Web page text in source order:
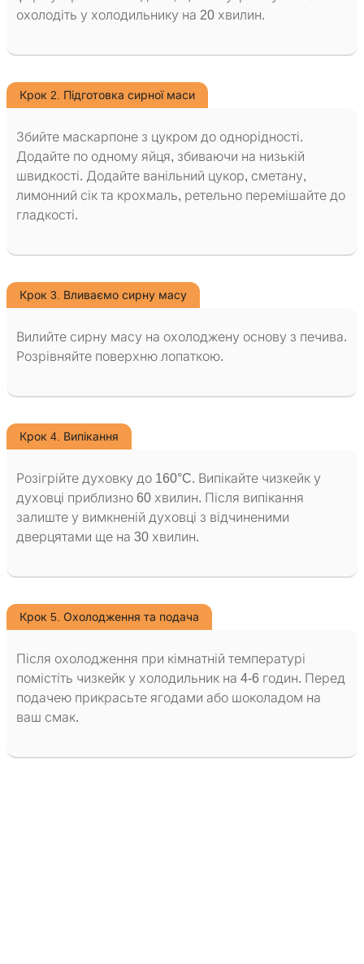
охолодіть у холодильнику на 20 хвилин.
Крок 2. Підготовка сирної маси
Збийте маскарпоне з цукром до однорідності.
Додайте по одному яйця, збиваючи на низькій
швидкості. Додайте ванільний цукор, сметану,
лимонний сік та крохмаль, ретельно перемішайте до
гладкості.
Крок 3. Вливаємо сирну масу
Вилийте сирну масу на охолоджену основу з печива.
Розрівняйте поверхню лопаткою.
Крок 4. Випікання
Розігрійте духовку до 160°C. Випікайте чизкейк у
духовці приблизно 60 хвилин. Після випікання
залиште у вимкненій духовці з відчиненими
дверцятами ще на 30 хвилин.
Крок 5. Охолодження та подача
Після охолодження при кімнатній температурі
помістіть чизкейк у холодильник на 4-6 годин. Перед
подачею прикрасьте ягодами або шоколадом на
ваш смак.